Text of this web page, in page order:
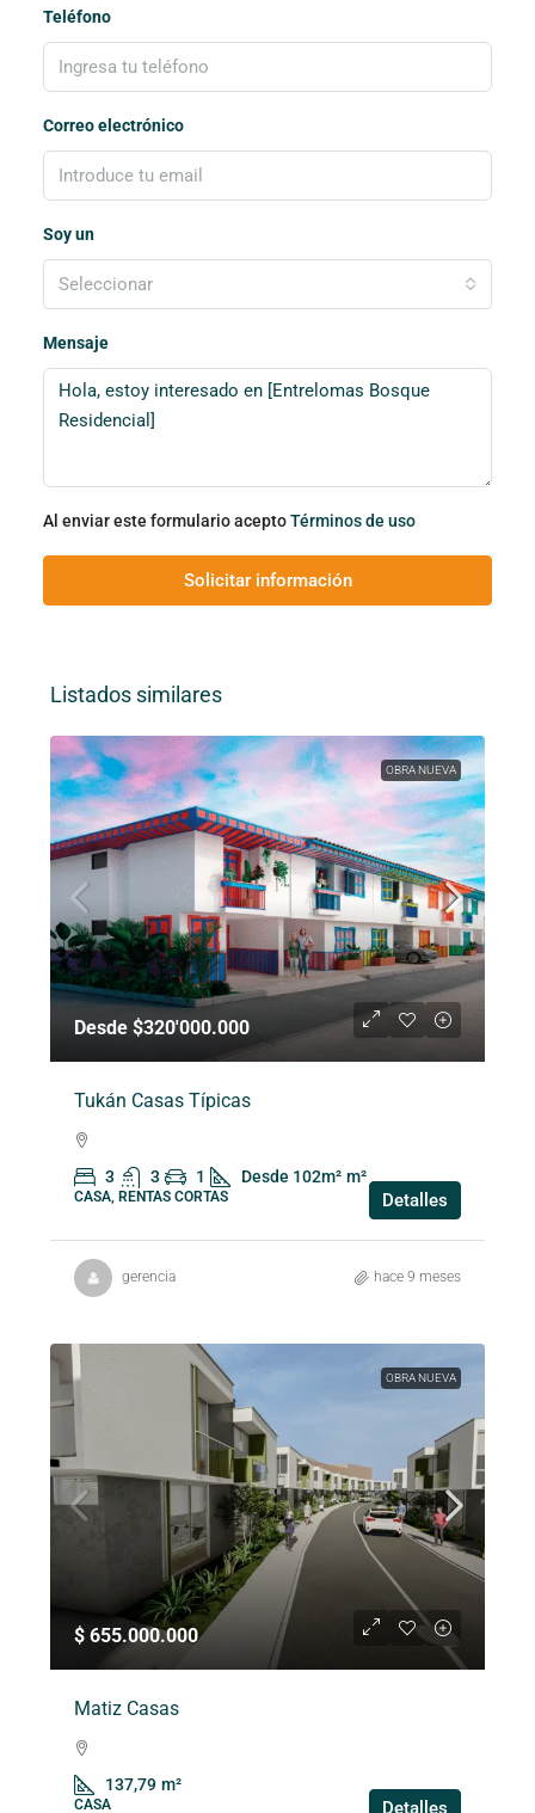
Teléfono
Correo electrónico
Soy un
Seleccionar
Mensaje
Al enviar este formulario aceptoTérminos de uso
Solicitar información
Listados similares
OBRA NUEVA
Desde $320'000.000
Tukán Casas Típicas
3 3 1 Desde 102m² m²
CASA, RENTAS CORTAS Detalles
gerencia hace 9 meses
OBRA NUEVA
$ 655.000.000
Matiz Casas
137,79 m²
CASA Detalles